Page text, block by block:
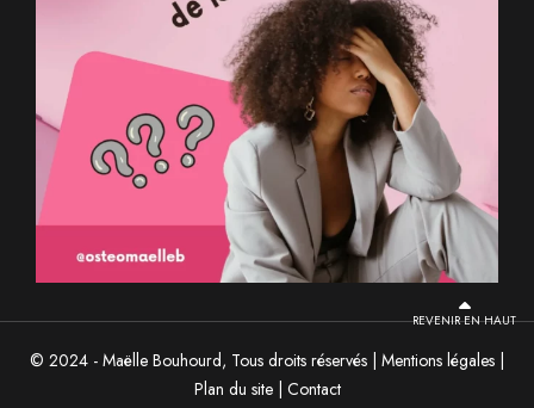
REVENIR EN HAUT
© 2024 - Maëlle Bouhourd, Tous droits réservés | Mentions légales
Plan du site| Contact